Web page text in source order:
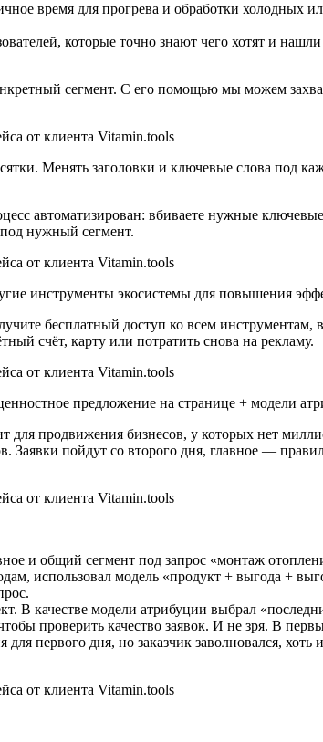
время для прогрева и обработки
которые точно знают чего хотят и
сегмент. С его помощью мы можем
Менять заголовки и ключевые слова под
автоматизирован: вбиваете нужные
нужный сегмент.
инструменты экосистемы для повышения
бесплатный доступ ко всем
счёт, карту или потратить снова на рекламу.
предложение на странице + модели
для продвижения бизнесов, у которых нет
пойдут со второго дня, главное —
и общий сегмент под запрос «монтаж
использовал модель «продукт + выгода +
В качестве модели атрибуции выбрал
проверить качество заявок. И не зря. В
первого дня, но заказчик заволновался,